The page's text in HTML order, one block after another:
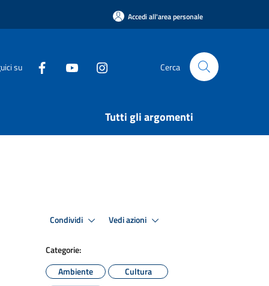
Accedi all'area personale
su Cerca
Tutti gli argomenti
Condividi Vedi azioni
Categorie:
Ambiente
Cultura